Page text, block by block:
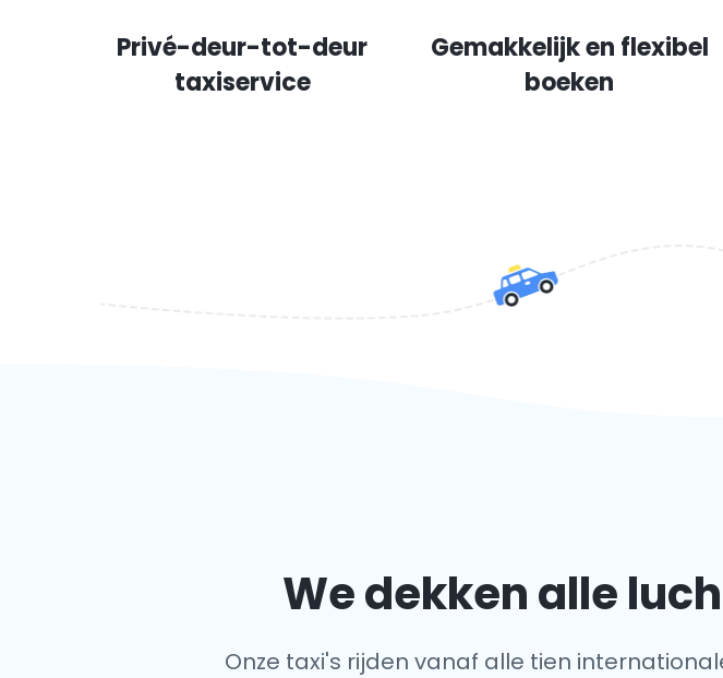
Privé-deur-tot-deur
taxiservice
Gemakkelijk en flexibel
boeken
We dekken alle
Onze taxi's rijden vanaf alle tien